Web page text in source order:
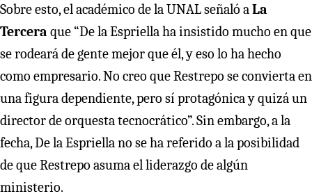
Sobre esto, el académico de la UNAL señaló aLa
Tercera que “De la Espriella ha insistido mucho en que
se rodeará de gente mejor que él, y eso lo ha hecho
como empresario. No creo que Restrepo se convierta en
una figura dependiente, pero sí protagónica y quizá un
director de orquesta tecnocrático”. Sin embargo, a la
fecha, De la Espriella no se ha referido a la posibilidad
de que Restrepo asuma el liderazgo de algún
ministerio.